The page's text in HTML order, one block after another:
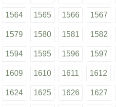
1564 1565 1566 1567
1579 1580 1581 1582
1594 1595 1596 1597
1609 1610 1611 1612
1624 1625 1626 1627